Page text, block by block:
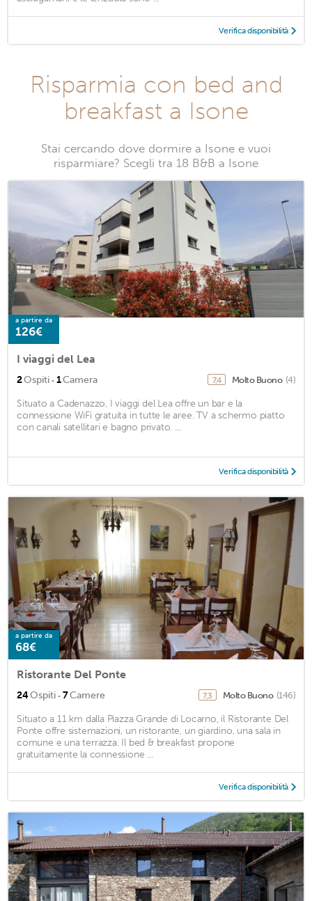
Verifica disponibilità
Risparmia con bed and
breakfast a Isone
Stai cercando dove dormire a Isone e vuoi
risparmiare? Scegli tra 18 B&B a Isone
a partire da
126€
I viaggi del Lea
2Ospiti · 1Camera 7,4 Molto Buono (4)
Situato a Cadenazzo, I viaggi del Lea offre un bar e la
connessione WiFi gratuita in tutte le aree. TV a schermo piatto
con canali satellitari e bagno privato. ...
Verifica disponibilità
a partire da
68€
Ristorante Del Ponte
24Ospiti · 7Camere 7,3 Molto Buono (146)
Situato a 11 km dalla Piazza Grande di Locarno, il Ristorante Del
Ponte offre sistemazioni, un ristorante, un giardino, una sala in
comune e una terrazza. Il bed & breakfast propone
gratuitamente la connessione ...
Verifica disponibilità